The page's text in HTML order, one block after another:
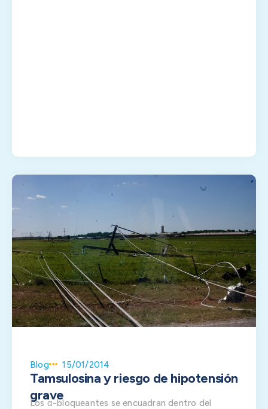
Blog 15/01/2014
Tamsulosina y riesgo de hipotensión
grave
Los α-bloqueantes se encuadran dentro del